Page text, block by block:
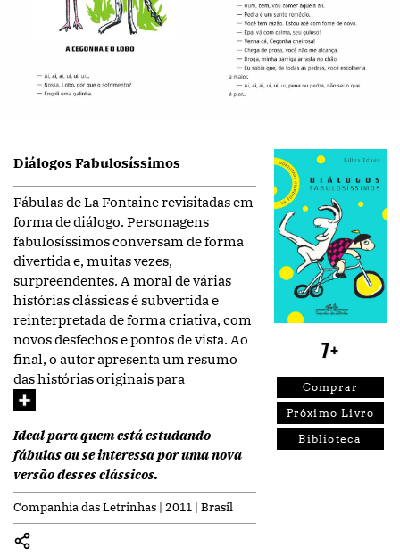
Diálogos Fabulosíssimos
Fábulas de La Fontaine revisitadas em
forma de diálogo. Personagens
fabulosíssimos conversam de forma
divertida e, muitas vezes,
surpreendentes. A moral de várias
histórias clássicas é subvertida e
reinterpretada de forma criativa, com
novos desfechos e pontos de vista. Ao
final, o autor apresenta um resumo
das histórias originais para
Ideal para quem está estudando
fábulas ou se interessa por uma nova
versão desses clássicos.
Companhia das Letrinhas | 2011 | Brasil
7+
Comprar
Próximo Livro
Biblioteca